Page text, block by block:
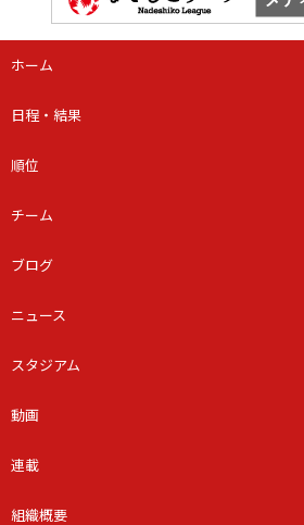
ホーム
日程・結果
順位
チーム
ブログ
ニュース
スタジアム
動画
連載
組織概要